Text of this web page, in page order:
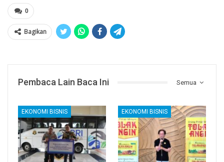
0
Bagikan
Semua
Pembaca Lain Baca Ini
EKONOMI BISNIS EKONOMI BISNIS